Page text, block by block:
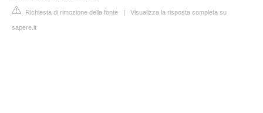
Richiesta di rimozione della fonte | Visualizza la risposta completa su
sapere.it